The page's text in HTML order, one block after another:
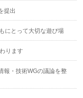
提出
にとって大切な遊び場
ります
報・技術WGの議論を整